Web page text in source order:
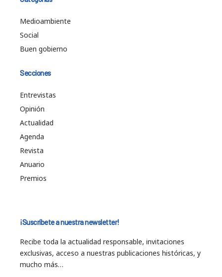
Medioambiente
Social
Buen gobierno
Secciones
Entrevistas
Opinión
Actualidad
Agenda
Revista
Anuario
Premios
¡Suscríbete a nuestra newsletter!
Recibe toda la actualidad responsable, invitaciones
exclusivas, acceso a nuestras publicaciones históricas, y
mucho más…